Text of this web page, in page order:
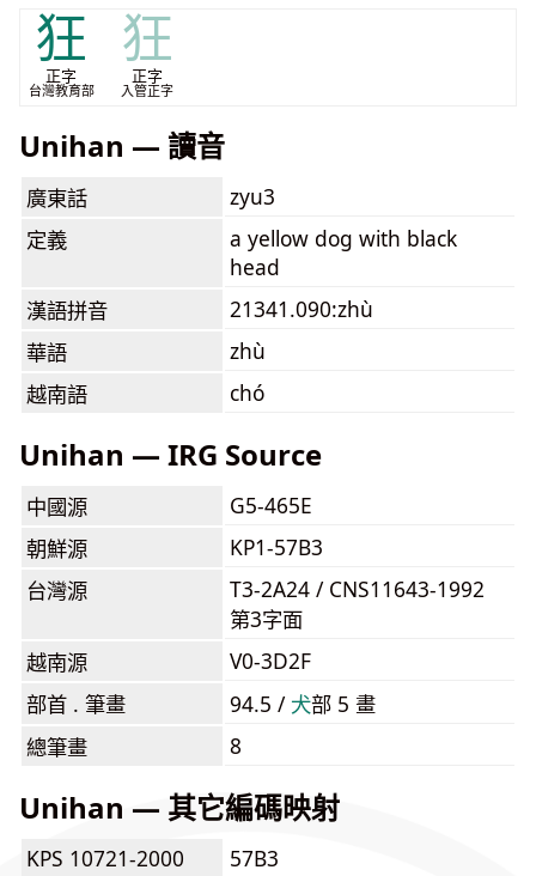
狂
正字
台灣教育部
狂
正字
入管正字
Unihan — 讀音
廣東話
zyu3
定義
a yellow dog with black
head
漢語拼音
21341.090:zhù
華語
zhù
越南語
chó
Unihan — IRG Source
中國源
G5-465E
朝鮮源
KP1-57B3
台灣源
T3-2A24 / CNS11643-1992
第3字面
越南源
V0-3D2F
部首 . 筆畫
94.5 / ⽝部 5 畫
總筆畫
8
Unihan — 其它編碼映射
KPS 10721-2000 57B3